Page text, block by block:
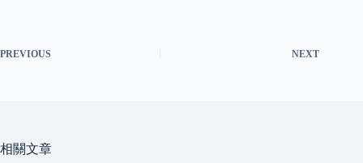
PREVIOUS NEXT
相關文章